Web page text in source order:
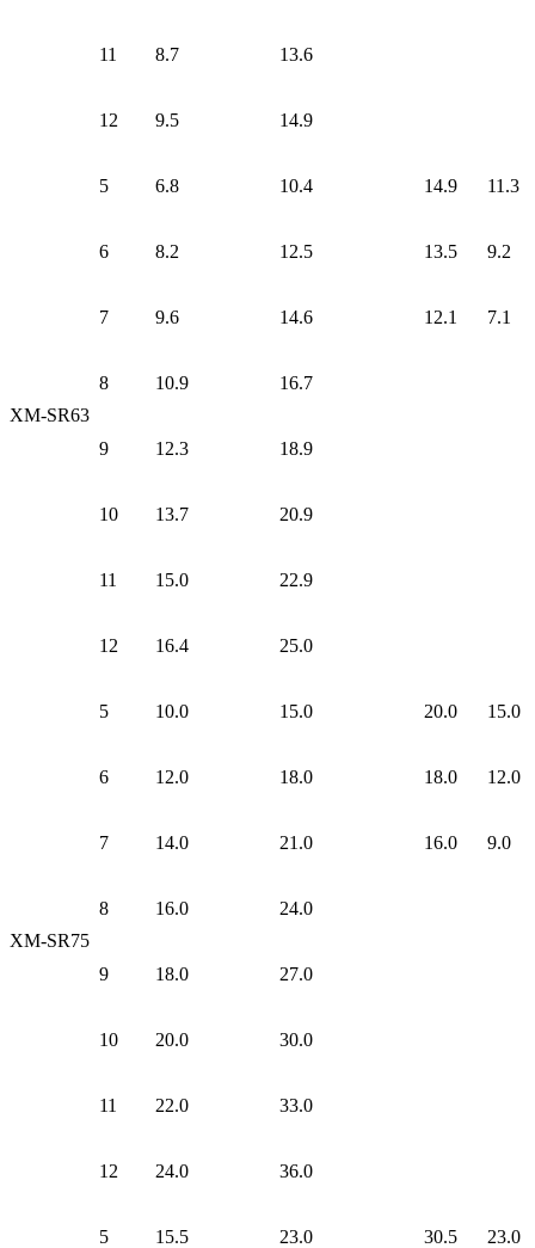
11 8.7 13.6
12 9.5 14.9
XM-SR63
5 6.8 10.4 14.9 11.3
6 8.2 12.5 13.5 9.2
7 9.6 14.6 12.1 7.1
8 10.9 16.7
9 12.3 18.9
10 13.7 20.9
11 15.0 22.9
12 16.4 25.0
XM-SR75
5 10.0 15.0 20.0 15.0
6 12.0 18.0 18.0 12.0
7 14.0 21.0 16.0 9.0
8 16.0 24.0
9 18.0 27.0
10 20.0 30.0
11 22.0 33.0
12 24.0 36.0
5 15.5 23.0 30.5 23.0